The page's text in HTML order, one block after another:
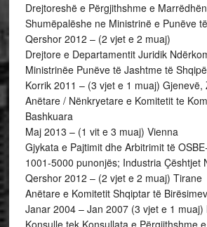
Drejtoreshë e Përgjithshme e
Shumëpalëshe ne Ministrinë e Punëve
Qershor 2012 – (2 vjet e 2 muaj)
Drejtore e Departamentit Juridik
Ministrinëe Punëve të Jashtme të
Korrik 2011 – (3 vjet e 1 muaj) Gjenevë,
Anëtare / Nënkryetare e Komitetit te
Bashkuara
Maj 2013 – (1 vit e 3 muaj) Vienna
Gjykata e Pajtimit dhe Arbitrimit të
1001-5000 punonjës; Industria Çështjet
Qershor 2012 – (2 vjet e 2 muaj) Tirane
Anëtare e Komitetit Shqiptar të
Janar 2004 – Jan 2007 (3 vjet e 1 muaj)
Konsulle tek Konsullata e Përgjithshme